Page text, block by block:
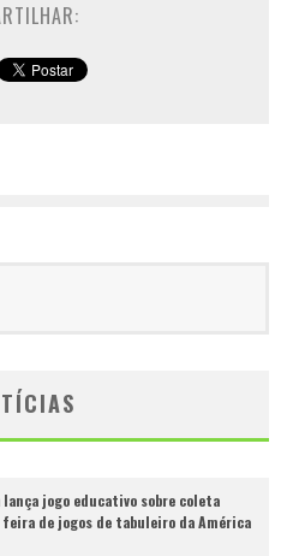
jogo educativo sobre coleta
de jogos de tabuleiro da América